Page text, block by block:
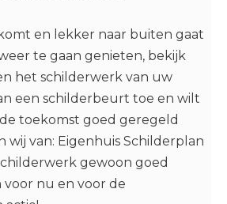
en lekker naar buiten gaat
te gaan genieten, bekijk
het schilderwerk van uw
een schilderbeurt toe en wilt
toekomst goed geregeld
wij van: Eigenhuis Schilderplan
gewoon goed
nu en voor de